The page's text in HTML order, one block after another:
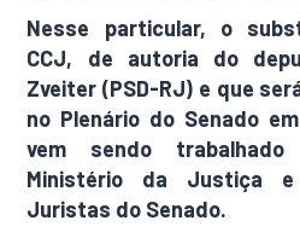
Nesse particular, o
CCJ, de autoria do
Zveiter (PSD-RJ) e que
no Plenário do Senado
vem sendo
Ministério da Justiça
Juristas do Senado.